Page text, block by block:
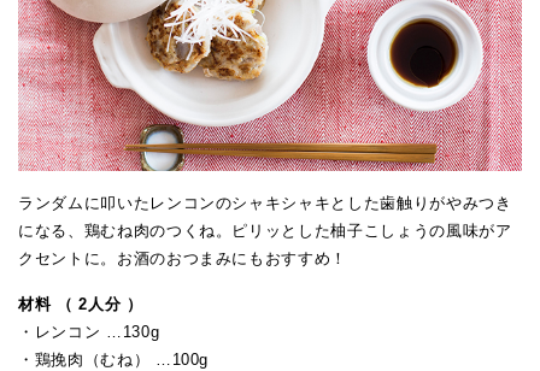
ランダムに叩いたレンコンのシャキシャキとした歯触りがやみつき
になる、鶏むね肉のつくね。ピリッとした柚子こしょうの風味がア
クセントに。お酒のおつまみにもおすすめ！
材料 （ 2人分 ）
・レンコン …130g
・鶏挽肉（むね） …100g